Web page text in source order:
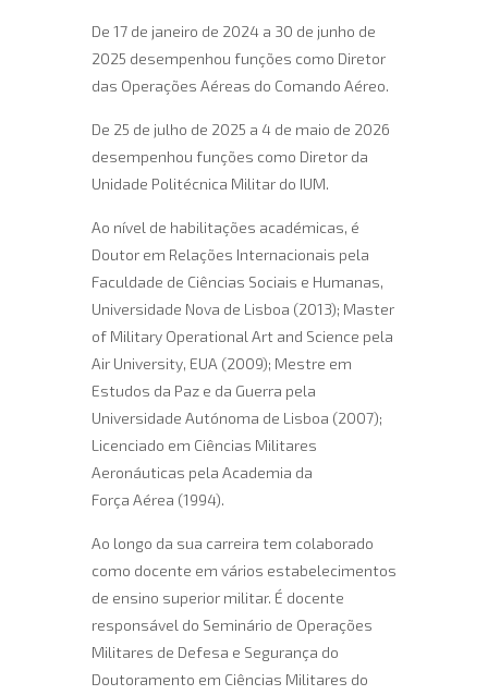
De 17 de janeiro de 2024 a 30 de junho de
2025 desempenhou funções como Diretor
das Operações Aéreas do Comando Aéreo.
De 25 de julho de 2025 a 4 de maio de 2026
desempenhou funções como Diretor da
Unidade Politécnica Militar do IUM.
Ao nível de habilitações académicas, é
Doutor em Relações Internacionais pela
Faculdade de Ciências Sociais e Humanas,
Universidade Nova de Lisboa (2013); Master
of Military Operational Art and Science pela
Air University, EUA (2009); Mestre em
Estudos da Paz e da Guerra pela
Universidade Autónoma de Lisboa (2007);
Licenciado em Ciências Militares
Aeronáuticas pela Academia da
Força Aérea (1994).
Ao longo da sua carreira tem colaborado
como docente em vários estabelecimentos
de ensino superior militar. É docente
responsável do Seminário de Operações
Militares de Defesa e Segurança do
Doutoramento em Ciências Militares do